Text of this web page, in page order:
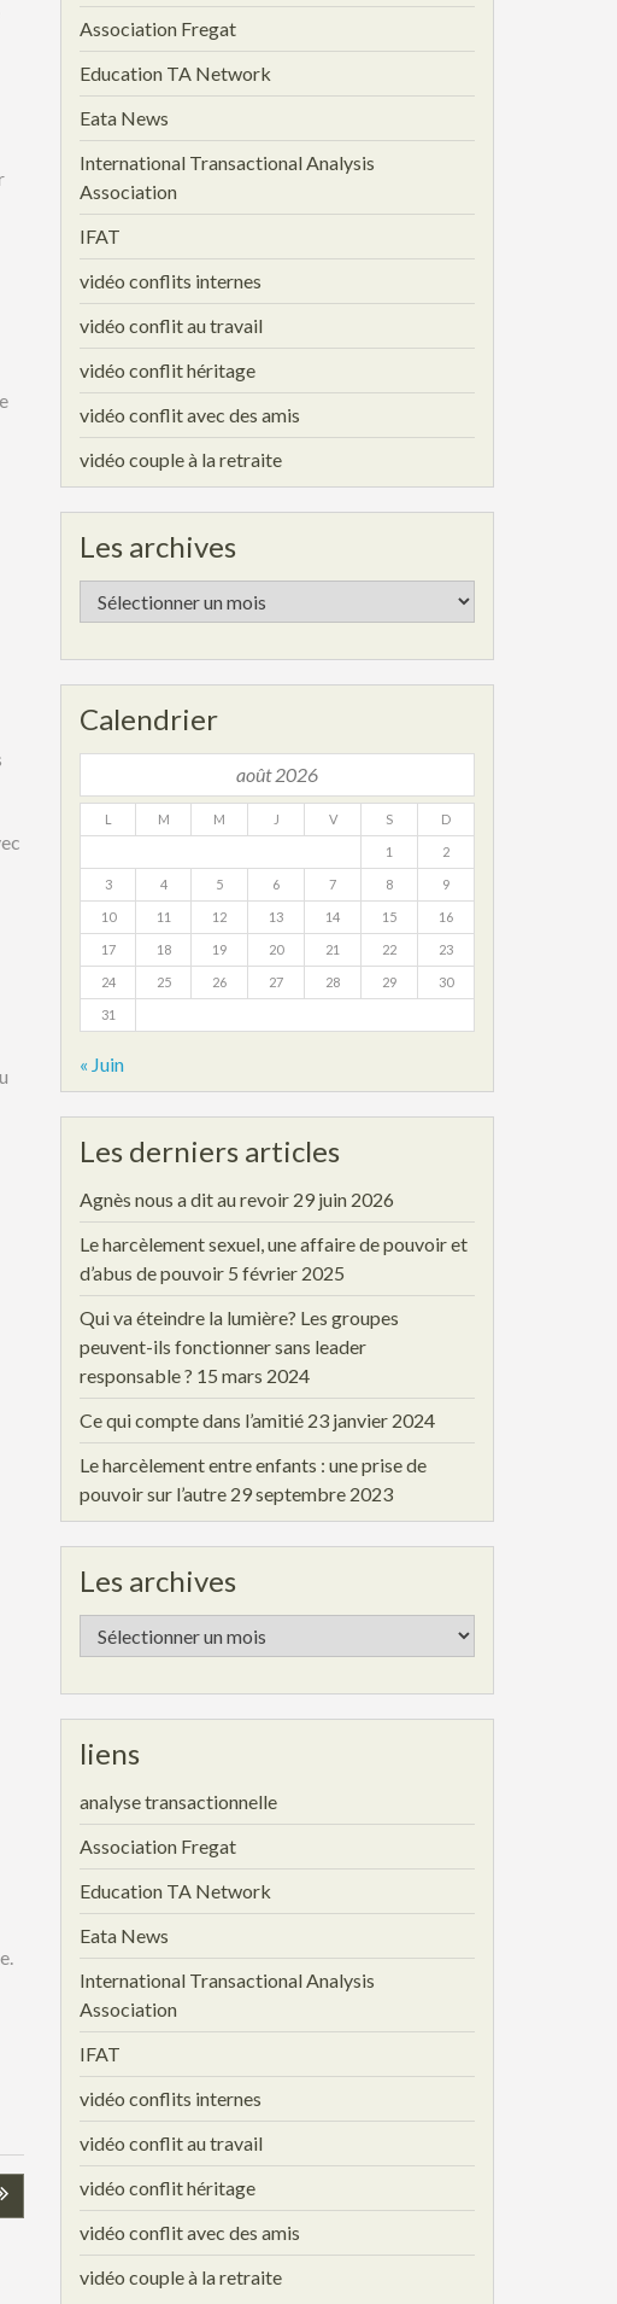
Association Fregat
Education TA Network
Eata News
International Transactional Analysis
Association
IFAT
vidéo conflits internes
vidéo conflit au travail
vidéo conflit héritage
vidéo conflit avec des amis
vidéo couple à la retraite
Les archives
Les
archives
Calendrier
août 2026
L M M J V S D
1 2
3 4 5 6 7 8 9
10 11 12 13 14 15 16
17 18 19 20 21 22 23
24 25 26 27 28 29 30
31
« Juin
Les derniers articles
Agnès nous a dit au revoir 29 juin 2026
Le harcèlement sexuel, une affaire de pouvoir et
d’abus de pouvoir 5 février 2025
Qui va éteindre la lumière? Les groupes
peuvent-ils fonctionner sans leader
responsable ? 15 mars 2024
Ce qui compte dans l’amitié 23 janvier 2024
Le harcèlement entre enfants : une prise de
pouvoir sur l’autre 29 septembre 2023
Les archives
Les
archives
liens
analyse transactionnelle
Association Fregat
Education TA Network
Eata News
International Transactional Analysis
Association
IFAT
vidéo conflits internes
vidéo conflit au travail
vidéo conflit héritage
vidéo conflit avec des amis
vidéo couple à la retraite